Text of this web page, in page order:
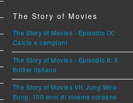
The Story of Movies
The Story of Movies - Episodio IX:
Calcio e campioni
The Story of Movies - Episodio 8: Il
thriller italiano
The Story of Movies VII: Jung Woo-
Sung, 100 anni di cinema coreano